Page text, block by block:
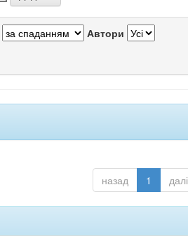
Автори
назад 1 далі